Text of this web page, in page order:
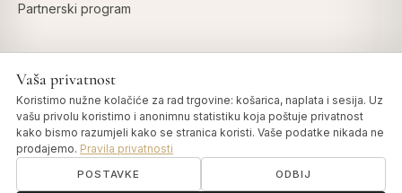
Partnerski program
Vaša privatnost
Koristimo nužne kolačiće za rad trgovine: košarica, naplata i sesija. Uz
vašu privolu koristimo i anonimnu statistiku koja poštuje privatnost
kako bismo razumjeli kako se stranica koristi. Vaše podatke nikada ne
prodajemo. Pravila privatnosti
POSTAVKE ODBIJ